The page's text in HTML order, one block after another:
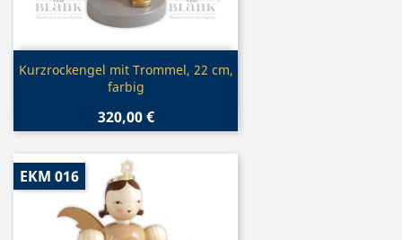
Vorschau
Kurzrockengel mit Trommel, 22 cm,
farbig
320,00 €
EKM 016